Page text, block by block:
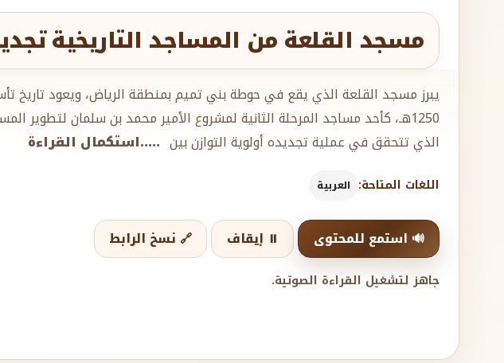
مسجد القلعة من المساجد التاريخية
يبرز مسجد القلعة الذي يقع في حوطة بني تميم بمنطقة الرياض، ويعود تاريخ
1250هـ، كأحد مساجد المرحلة الثانية لمشروع الأمير محمد بن سلمان لتطوير
الذي تتحقق في عملية تجديده أولوية التوازن بين .....استكمال القراءة
اللغات المتاحة: العربية
🔊 استمع للمحتوى ⏸️ إيقاف 🔗 نسخ الرابط
جاهز لتشغيل القراءة الصوتية.